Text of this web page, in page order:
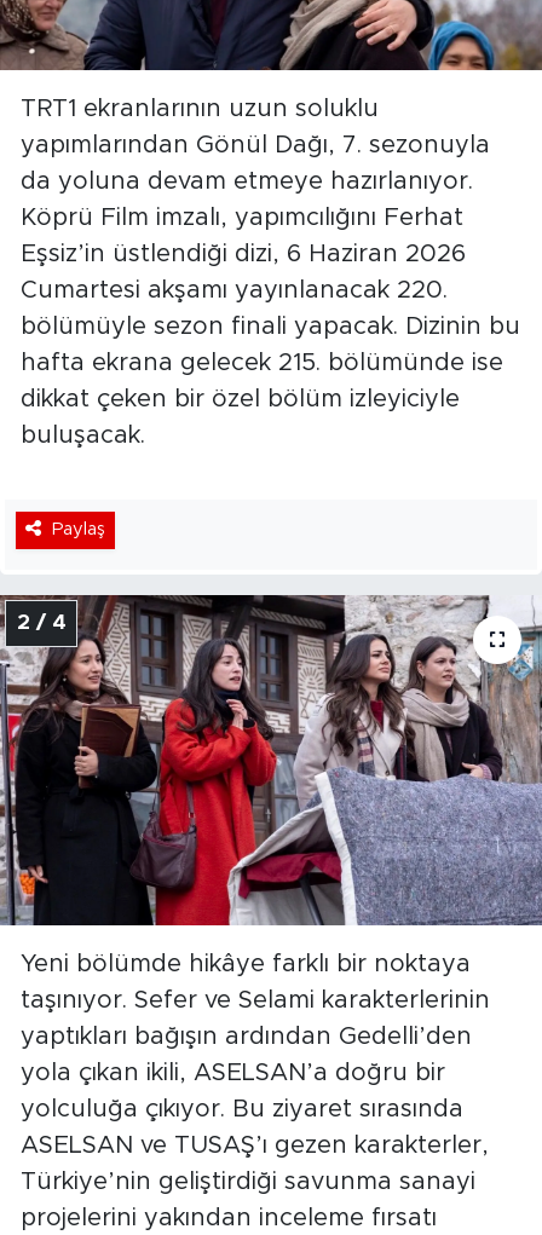
TRT1 ekranlarının uzun soluklu
yapımlarından Gönül Dağı, 7. sezonuyla
da yoluna devam etmeye hazırlanıyor.
Köprü Film imzalı, yapımcılığını Ferhat
Eşsiz’in üstlendiği dizi, 6 Haziran 2026
Cumartesi akşamı yayınlanacak 220.
bölümüyle sezon finali yapacak. Dizinin bu
hafta ekrana gelecek 215. bölümünde ise
dikkat çeken bir özel bölüm izleyiciyle
buluşacak.
Paylaş
2 / 4
Yeni bölümde hikâye farklı bir noktaya
taşınıyor. Sefer ve Selami karakterlerinin
yaptıkları bağışın ardından Gedelli’den
yola çıkan ikili, ASELSAN’a doğru bir
yolculuğa çıkıyor. Bu ziyaret sırasında
ASELSAN ve TUSAŞ’ı gezen karakterler,
Türkiye’nin geliştirdiği savunma sanayi
projelerini yakından inceleme fırsatı